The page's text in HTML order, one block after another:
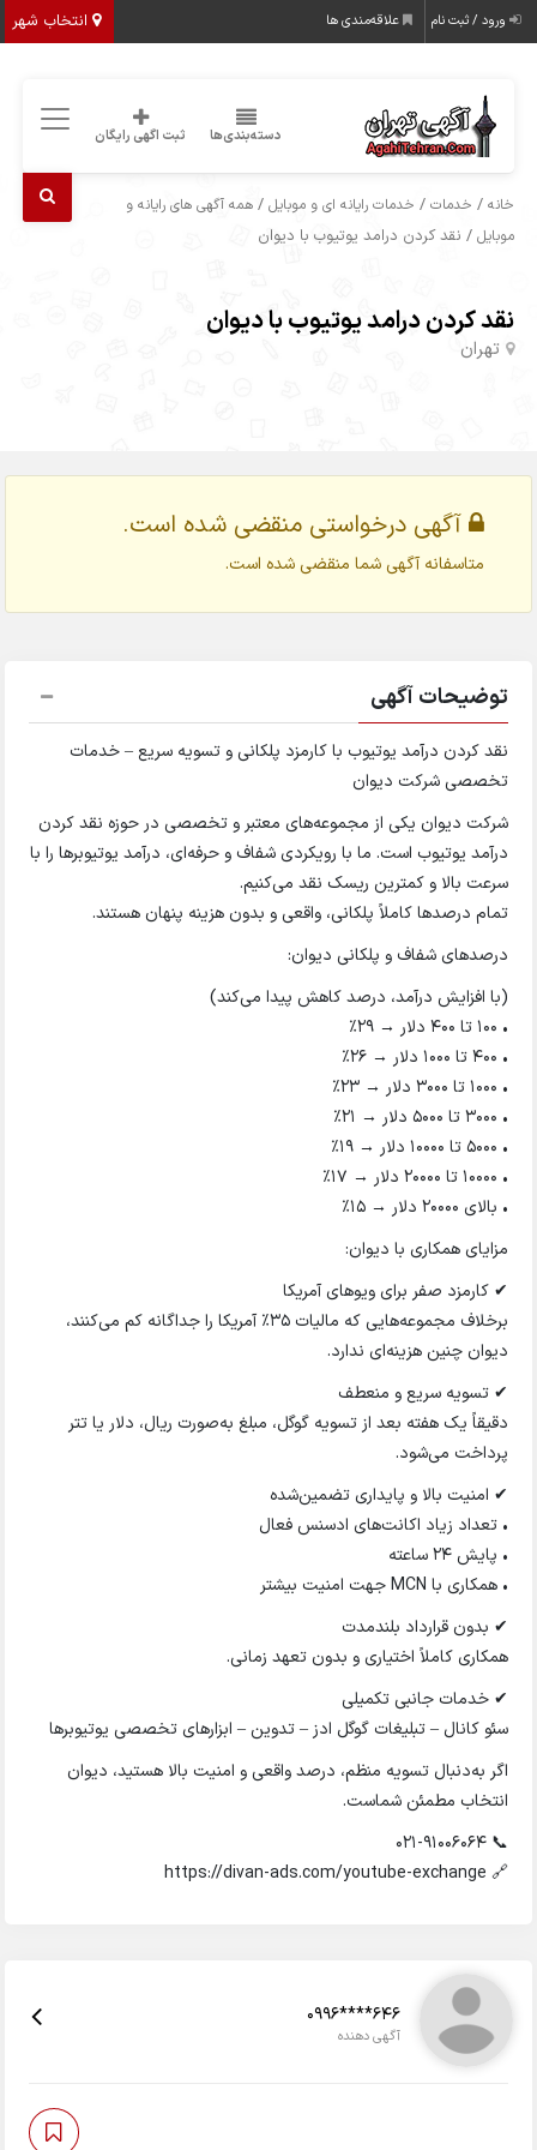
انتخاب شهر ورود / ثبت نام علاقه‌مندی ها
دسته‌بندی‌ها ثبت اگهی رایگان
خانه / خدمات / خدمات رایانه ای و موبایل /همه آگهی های رایانه و
موبایل / نقد کردن درامد یوتیوب با دیوان
نقد کردن درامد یوتیوب با دیوان
تهران
آگهی درخواستی منقضی شده است.
متاسفانه آگهی شما منقضی شده است.
توضیحات آگهی
نقد کردن درآمد یوتیوب با کارمزد پلکانی و تسویه سریع – خدمات
تخصصی شرکت دیوان
شرکت دیوان یکی از مجموعه‌های معتبر و تخصصی در حوزه نقد کردن
درآمد یوتیوب است. ما با رویکردی شفاف و حرفه‌ای، درآمد یوتیوبرها را با
سرعت بالا و کمترین ریسک نقد می‌کنیم.
تمام درصدها کاملاً پلکانی، واقعی و بدون هزینه پنهان هستند.
درصدهای شفاف و پلکانی دیوان:
(با افزایش درآمد، درصد کاهش پیدا می‌کند)
• ۱۰۰ تا ۴۰۰ دلار → ۲۹٪
• ۴۰۰ تا ۱۰۰۰ دلار → ۲۶٪
• ۱۰۰۰ تا ۳۰۰۰ دلار → ۲۳٪
• ۳۰۰۰ تا ۵۰۰۰ دلار → ۲۱٪
• ۵۰۰۰ تا ۱۰۰۰۰ دلار → ۱۹٪
• ۱۰۰۰۰ تا ۲۰۰۰۰ دلار → ۱۷٪
• بالای ۲۰۰۰۰ دلار → ۱۵٪
مزایای همکاری با دیوان:
✔ کارمزد صفر برای ویوهای آمریکا
برخلاف مجموعه‌هایی که مالیات ۳۵٪ آمریکا را جداگانه کم می‌کنند،
دیوان چنین هزینه‌ای ندارد.
✔ تسویه سریع و منعطف
دقیقاً یک هفته بعد از تسویه گوگل، مبلغ به‌صورت ریال، دلار یا تتر
پرداخت می‌شود.
✔ امنیت بالا و پایداری تضمین‌شده
• تعداد زیاد اکانت‌های ادسنس فعال
• پایش ۲۴ ساعته
• همکاری با MCN جهت امنیت بیشتر
✔ بدون قرارداد بلندمدت
همکاری کاملاً اختیاری و بدون تعهد زمانی.
✔ خدمات جانبی تکمیلی
سئو کانال – تبلیغات گوگل ادز – تدوین – ابزارهای تخصصی یوتیوبرها
اگر به‌دنبال تسویه منظم، درصد واقعی و امنیت بالا هستید، دیوان
انتخاب مطمئن شماست.
📞 ۰۲۱-۹۱۰۰۶۰۶۴
🔗 https://divan-ads.com/youtube-exchange
0996****646
آگهی دهنده